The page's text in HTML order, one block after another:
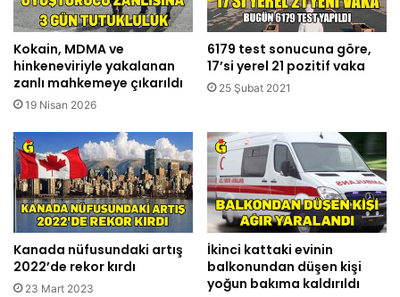
Kokain, MDMA ve
hinkeneviriyle yakalanan
zanlı mahkemeye çıkarıldı
19 Nisan 2026
6179 test sonucuna göre,
17’si yerel 21 pozitif vaka
25 Şubat 2021
Kanada nüfusundaki artış
2022’de rekor kırdı
23 Mart 2023
İkinci kattaki evinin
balkonundan düşen kişi
yoğun bakıma kaldırıldı